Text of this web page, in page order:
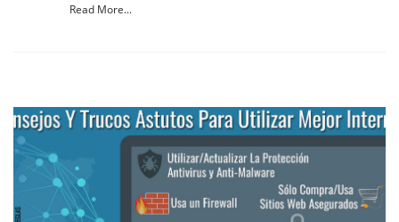
Read More...